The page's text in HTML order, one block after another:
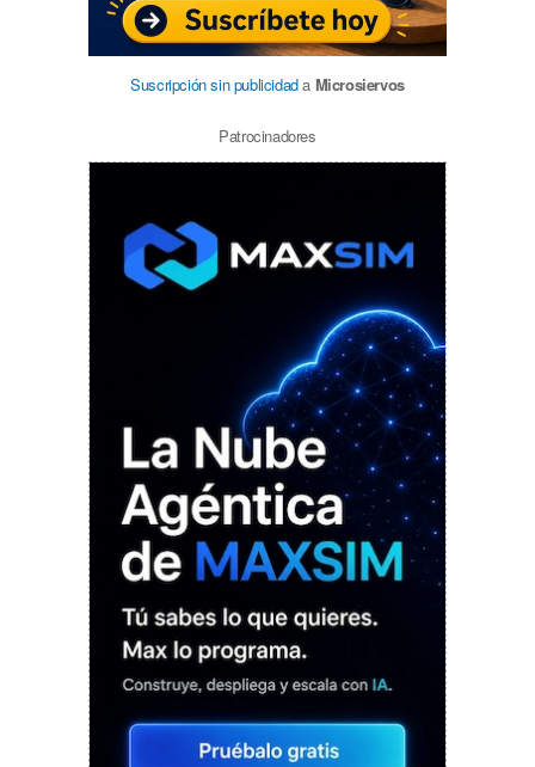
Suscripción sin publicidada Microsiervos
Patrocinadores